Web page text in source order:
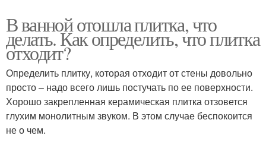
В ванной отошла плитка, что
делать. Как определить, что плитка
отходит?
Определить плитку, которая отходит от стены довольно
просто – надо всего лишь постучать по ее поверхности.
Хорошо закрепленная керамическая плитка отзовется
глухим монолитным звуком. В этом случае беспокоится
не о чем.